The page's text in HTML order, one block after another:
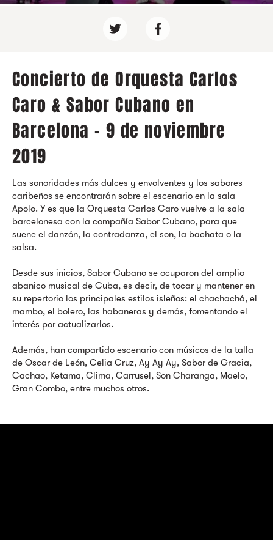
Concierto de Orquesta Carlos
Caro & Sabor Cubano en
Barcelona - 9 de noviembre
2019
Las sonoridades más dulces y envolventes y los sabores
caribeños se encontrarán sobre el escenario en la sala
Apolo. Y es que la Orquesta Carlos Caro vuelve a la sala
barcelonesa con la compañía Sabor Cubano, para que
suene el danzón, la contradanza, el son, la bachata o la
salsa.
Desde sus inicios, Sabor Cubano se ocuparon del amplio
abanico musical de Cuba, es decir, de tocar y mantener en
su repertorio los principales estilos isleños: el chachachá, el
mambo, el bolero, las habaneras y demás, fomentando el
interés por actualizarlos.
Además, han compartido escenario con músicos de la talla
de Oscar de León, Celia Cruz, Ay Ay Ay, Sabor de Gracia,
Cachao, Ketama, Clima, Carrusel, Son Charanga, Maelo,
Gran Combo, entre muchos otros.